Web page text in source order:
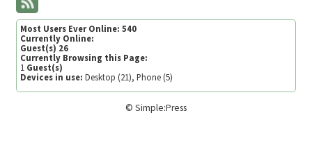
Most Users Ever Online: 540
Currently Online:
Guest(s) 26
Currently Browsing this Page:
1 Guest(s)
Devices in use: Desktop (21), Phone (5)
© Simple:Press